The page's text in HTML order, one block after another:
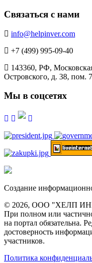
Связаться с нами
info@helpinver.com
+7 (499) 995-09-40
143360, РФ,
Островского, д. 38, пом. 7
Мы в соцсетях
Создание
© 2026, ООО "ХЕЛП
При полном или
на портал обязательна.
достоверность
участников.
Политика